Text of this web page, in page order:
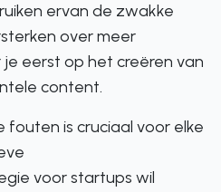
ervan de zwakke
over meer
eerst op het creëren van
content.
fouten is cruciaal voor elke
voor startups wil